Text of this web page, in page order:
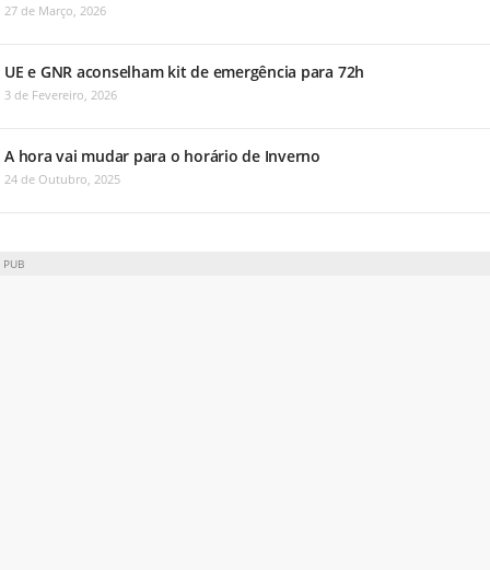
27 de Março, 2026
UE e GNR aconselham kit de emergência para 72h
3 de Fevereiro, 2026
A hora vai mudar para o horário de Inverno
24 de Outubro, 2025
PUB